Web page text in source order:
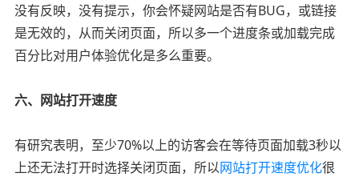
没有反映，没有提示，你会怀疑网站是否有BUG，或链接
是无效的，从而关闭页面，所以多一个进度条或加载完成
百分比对用户体验优化是多么重要。
六、网站打开速度
有研究表明，至少70%以上的访客会在等待页面加载3秒以
上还无法打开时选择关闭页面，所以网站打开速度优化很